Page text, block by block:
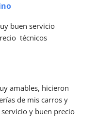
buen servicio
técnicos
amables, hicieron
de mis carros y
y buen precio